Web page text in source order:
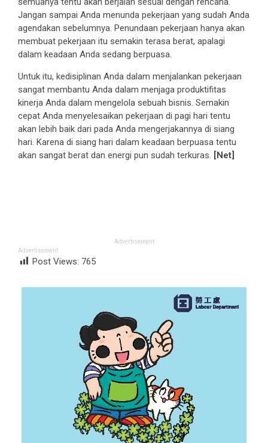
Jangan sampai Anda menunda pekerjaan yang sudah Anda
agendakan sebelumnya. Penundaan pekerjaan hanya akan
membuat pekerjaan itu semakin terasa berat, apalagi
dalam keadaan Anda sedang berpuasa.
Untuk itu, kedisiplinan Anda dalam menjalankan pekerjaan
sangat membantu Anda dalam menjaga produktifitas
kinerja Anda dalam mengelola sebuah bisnis. Semakin
cepat Anda menyelesaikan pekerjaan di pagi hari tentu
akan lebih baik dari pada Anda mengerjakannya di siang
hari. Karena di siang hari dalam keadaan berpuasa tentu
akan sangat berat dan energi pun sudah terkuras.
[Net]
Advertisement
Advertisement
Post Views: 765